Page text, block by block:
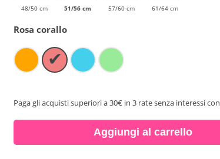
48/50 cm 51/56 cm 57/60 cm 61/64 cm
Rosa corallo
✔
Paga gli acquisti superiori a 30€ in 3 rate senza interessi con
Aggiungi al carrello